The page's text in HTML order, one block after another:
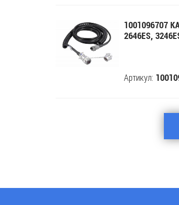
1001096707
2646ES,
Артикул: